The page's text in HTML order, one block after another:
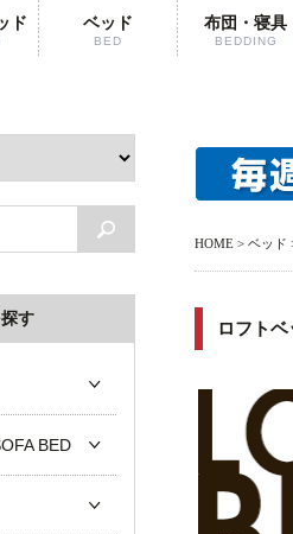
ド ベッド
BED
布団・寝具
BEDDING
HOME > ベッド
ロフトベ
す
BED